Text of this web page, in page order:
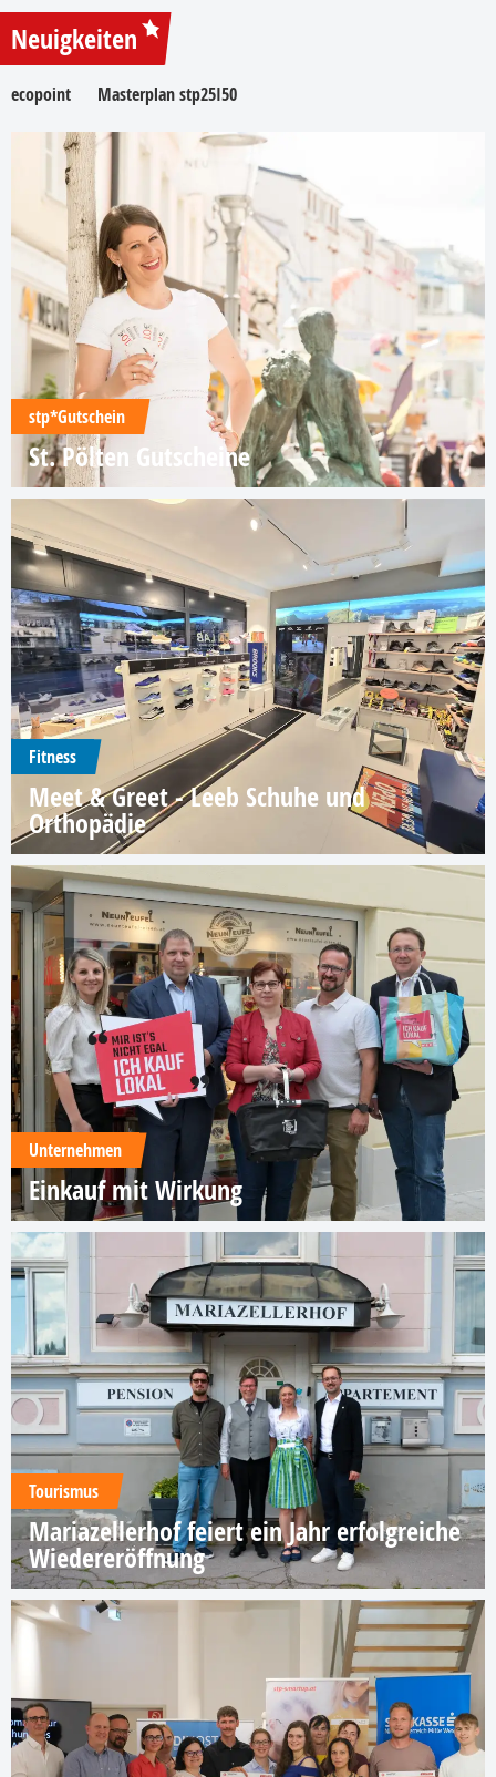
Neuigkeiten
ecopoint Masterplan stp25I50
stp*Gutschein
St. Pölten Gutscheine
Fitness
Meet & Greet - Leeb Schuhe und
Orthopädie
Unternehmen
Einkauf mit Wirkung
Tourismus
Mariazellerhof feiert ein Jahr erfolgreiche
Wiedereröffnung